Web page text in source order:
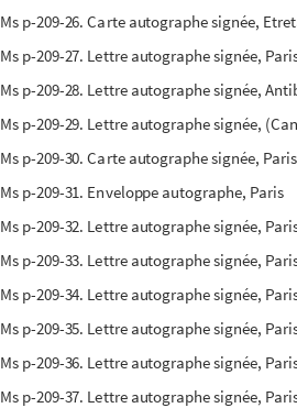
Ms p-209-26. Carte autographe signée,
Ms p-209-27. Lettre autographe signée,
Ms p-209-28. Lettre autographe signée,
Ms p-209-29. Lettre autographe signée,
Ms p-209-30. Carte autographe signée, Paris
Ms p-209-31. Enveloppe autographe, Paris
Ms p-209-32. Lettre autographe signée,
Ms p-209-33. Lettre autographe signée,
Ms p-209-34. Lettre autographe signée,
Ms p-209-35. Lettre autographe signée,
Ms p-209-36. Lettre autographe signée,
Ms p-209-37. Lettre autographe signée,